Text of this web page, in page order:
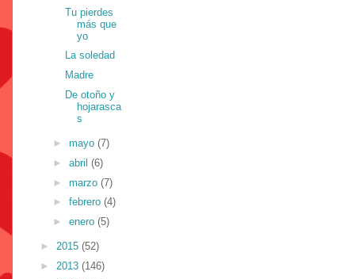
Tu pierdes
más que
yo
La soledad
Madre
De otoño y
hojarasca
s
► mayo (7)
► abril (6)
► marzo (7)
► febrero (4)
► enero (5)
► 2015 (52)
► 2013 (146)